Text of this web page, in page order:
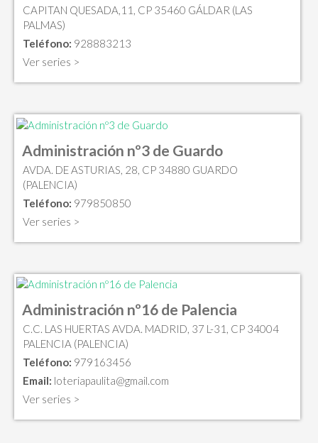
CAPITAN QUESADA,11, CP 35460 GÁLDAR (LAS
PALMAS)
Teléfono: 928883213
Ver series >
Administración nº3 de Guardo
AVDA. DE ASTURIAS, 28, CP 34880 GUARDO
(PALENCIA)
Teléfono: 979850850
Ver series >
Administración nº16 de Palencia
C.C. LAS HUERTAS AVDA. MADRID, 37 L-31, CP 34004
PALENCIA (PALENCIA)
Teléfono: 979163456
Email: loteriapaulita@gmail.com
Ver series >